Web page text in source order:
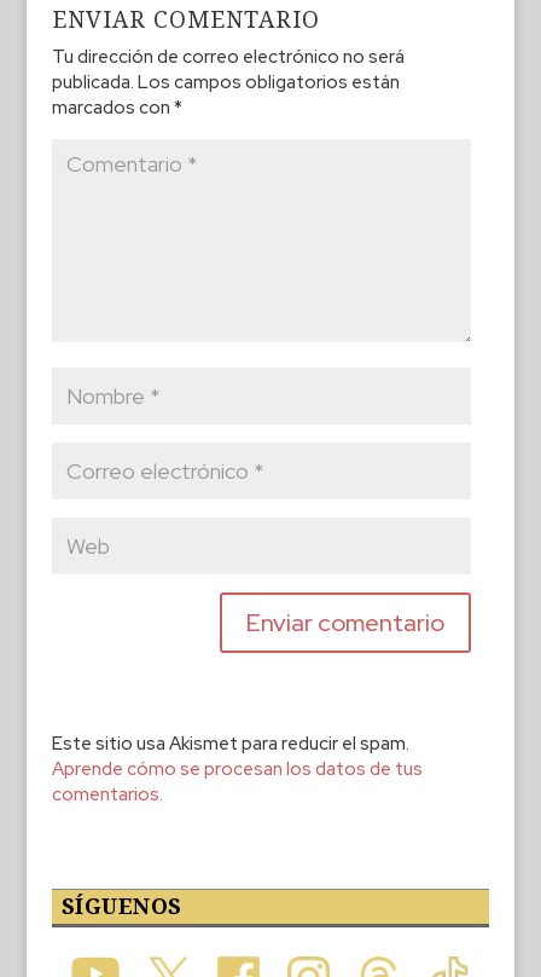
ENVIAR COMENTARIO
Tu dirección de correo electrónico no será
publicada. Los campos obligatorios están
marcados con *
Este sitio usa Akismet para reducir el spam.
Aprende cómo se procesan los datos de tus
comentarios.
SÍGUENOS